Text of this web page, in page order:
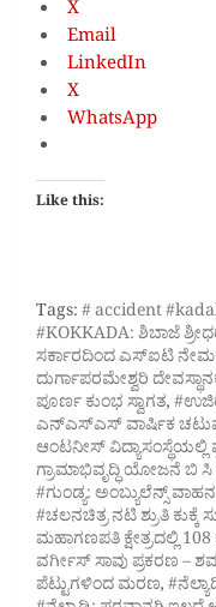
X
Email
LinkedIn
X
WhatsApp
Like this:
Tags:# accident
#KOKKADA: ಶಿಬಾಜೆ
ಸರ್ಕಾರದಿಂದ ಎಸ್‌ಐಟಿ
ದುರ್ಗಾಪರಮೇಶ್ವರಿ
ಪೂರ್ಣ ಕುಂಭ ಸ್ವಾಗತ,
ಎನ್‌ಎಸ್‌ಎಸ್ ವಾರ್ಷಿಕ
ಆಂಟನೀಸ್‌ ವಿದ್ಯಾಸಂಸ್ಥೆಯಲ್ಲಿ
ಗ್ರಾಮಾಭಿವೃದ್ಧಿ ಯೋಜನೆ ಬಿ ಸಿ
#ಗುಂಡ್ಯ: ಅಂಬ್ಯುಲೆನ್ಸ್
#ಚಲನಚಿತ್ರ ನಟಿ ಶ್ರುತಿ ಕುಕ್ಕೆ
ಮಹಾಗಣಪತಿ ಕ್ಷೇತ್ರದಲ್ಲಿ
ವರ್ಗೀಸ್ ಸಾವು ಪ್ರಕರಣ –
ಪೆಟ್ಟುಗಳಿಂದ ಮರಣ,